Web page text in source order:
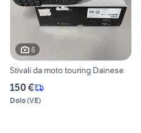
6
Stivali da moto touring Dainese
150 €
Dolo(VE)